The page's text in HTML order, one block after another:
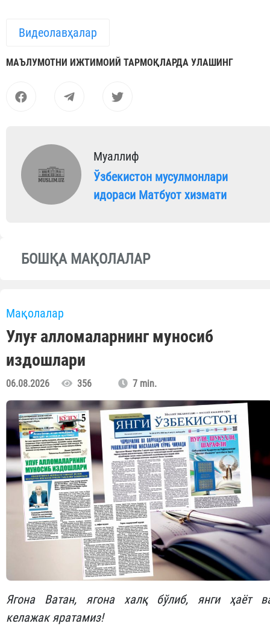
Видеолавҳалар
МАЪЛУМОТНИ ИЖТИМОИЙ ТАРМОҚЛАРДА УЛАШИНГ
Муаллиф
Ўзбекистон мусулмонлари
идораси Матбуот хизмати
БОШҚА МАҚОЛАЛАР
Мақолалар
Улуғ алломаларнинг муносиб
издошлари
06.08.2026 356 7 min.
Ягона Ватан, ягона халқ бўлиб, янги ҳаёт
келажак яратамиз!